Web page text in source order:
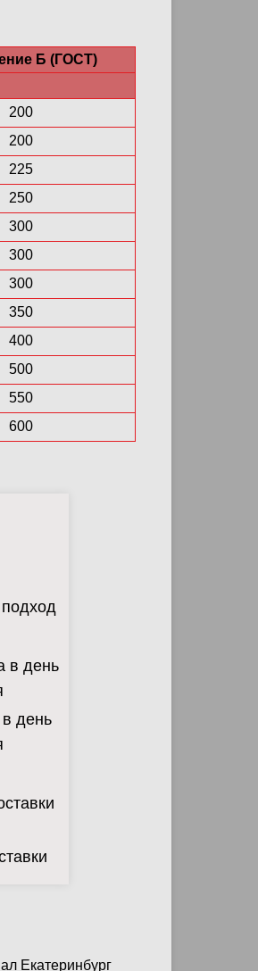
Б (ГОСТ)
200
200
225
250
300
300
300
350
400
500
550
600
день